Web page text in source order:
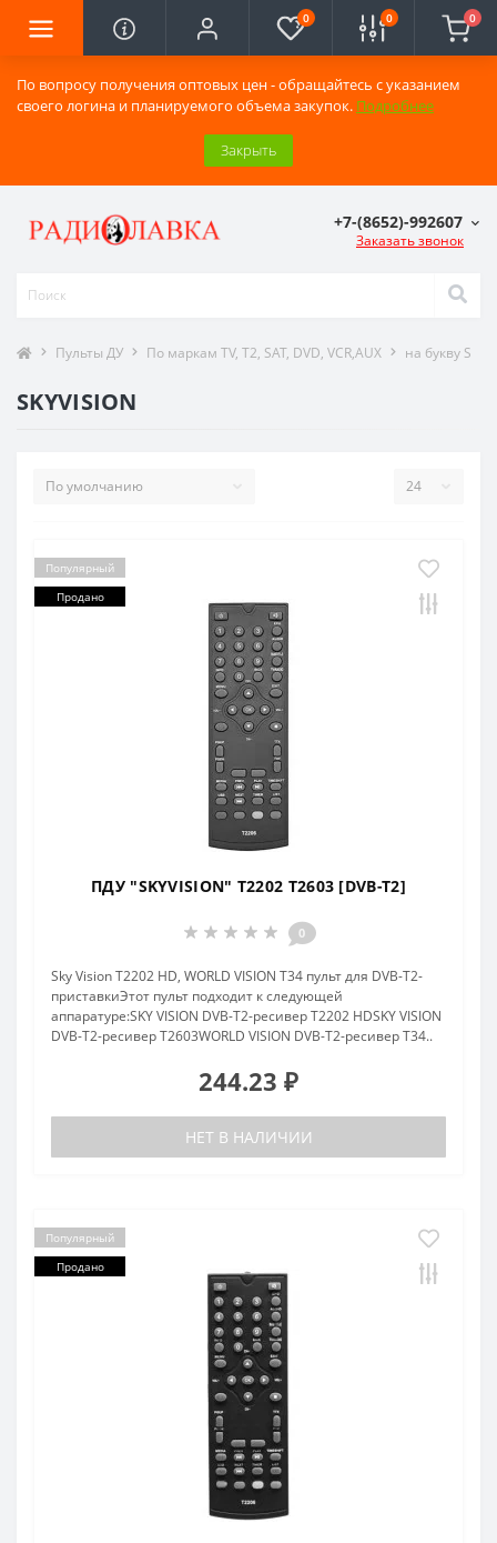
По вопросу получения оптовых цен - обращайтесь с указанием
своего логина и планируемого объема закупок. Подробнее
Закрыть
0 0 0
+7-(8652)-992607
Заказать звонок
Пульты ДУ По маркам TV, T2, SAT, DVD, VCR,AUX на букву S
SKYVISION
Популярный
Продано
ПДУ "SKYVISION" T2202 T2603 [DVB-T2]
0
Sky Vision T2202 HD, WORLD VISION T34 пульт для DVB-T2-
приставкиЭтот пульт подходит к следующей
аппаратуре:SKY VISION DVB-T2-ресивер T2202 HDSKY VISION
DVB-T2-ресивер T2603WORLD VISION DVB-T2-ресивер T34..
244.23 ₽
НЕТ В НАЛИЧИИ
Популярный
Продано